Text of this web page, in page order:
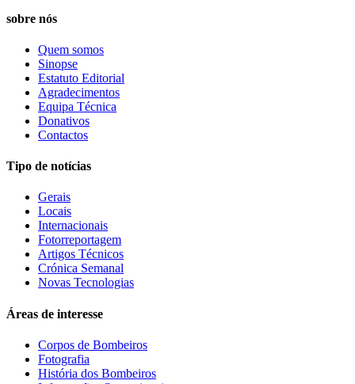
sobre nós
Quem somos
Sinopse
Estatuto Editorial
Agradecimentos
Equipa Técnica
Donativos
Contactos
Tipo de notícias
Gerais
Locais
Internacionais
Fotorreportagem
Artigos Técnicos
Crónica Semanal
Novas Tecnologias
Áreas de interesse
Corpos de Bombeiros
Fotografia
História dos Bombeiros